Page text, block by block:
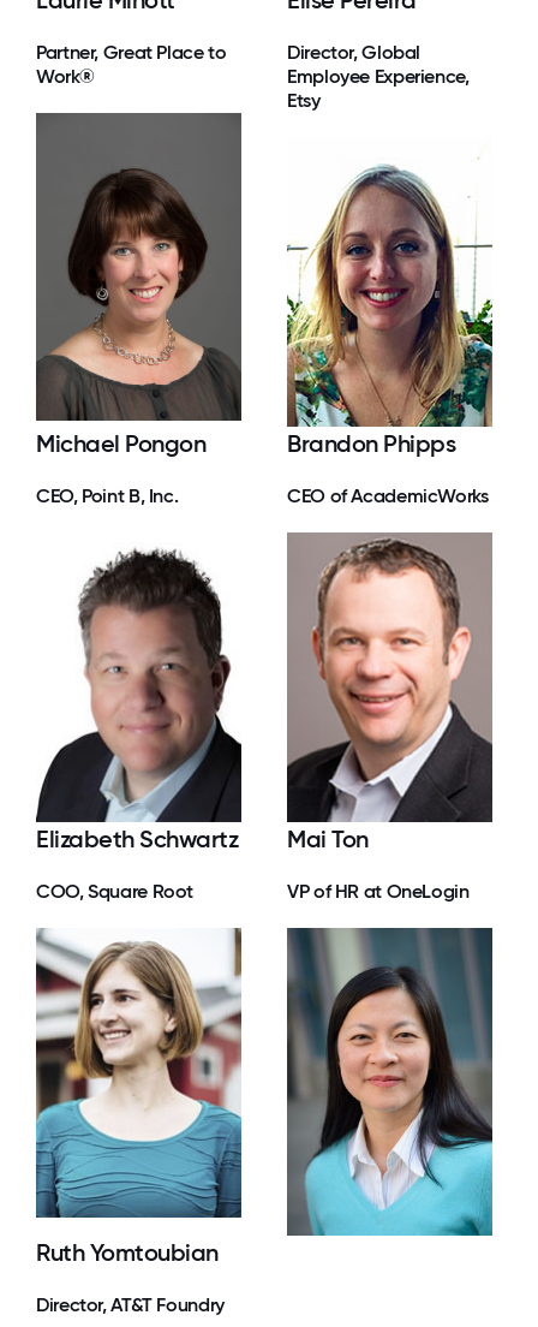
Partner, Great Place to
Work®
Director, Global
Employee Experience,
Etsy
Michael Pongon
CEO, Point B, Inc.
Brandon Phipps
CEO of AcademicWorks
Elizabeth Schwartz
COO, Square Root
Mai Ton
VP of HR at OneLogin
Ruth Yomtoubian
Director, AT&T Foundry